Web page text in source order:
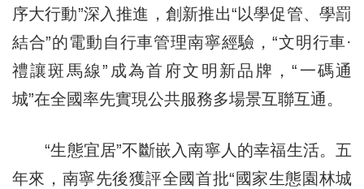
序大行動”深入推進，創新推出“以學促管、學罰
結合”的電動自行車管理南寧經驗，“文明行車·
禮讓斑馬線”成為首府文明新品牌，“一碼通
城”在全國率先實現公共服務多場景互聯互通。
“生態宜居”不斷嵌入南寧人的幸福生活。五
年來，南寧先後獲評全國首批“國家生態園林城